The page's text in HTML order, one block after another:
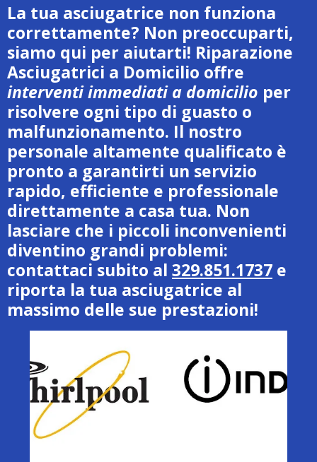
La tua asciugatrice non funziona
correttamente? Non preoccuparti,
siamo qui per aiutarti! Riparazione
Asciugatrici a Domicilio offre
interventi immediati a domicilio per
risolvere ogni tipo di guasto o
malfunzionamento. Il nostro
personale altamente qualificato è
pronto a garantirti un servizio
rapido, efficiente e professionale
direttamente a casa tua. Non
lasciare che i piccoli inconvenienti
diventino grandi problemi:
contattaci subito al 329.851.1737 e
riporta la tua asciugatrice al
massimo delle sue prestazioni!